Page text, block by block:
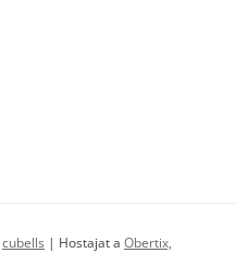
cubells | Hostajat a Obertix,